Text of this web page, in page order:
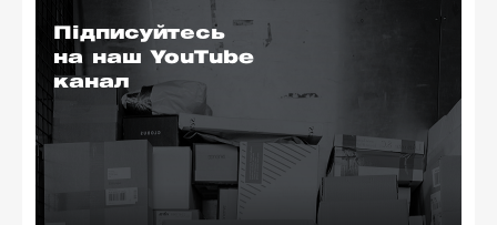
Підписуйтесь
на наш YouTube
канал